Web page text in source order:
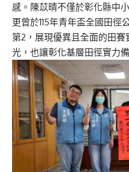
感。陳苡晴不僅於彰化縣中
更曾於115年青年盃全國田徑
第2，展現優異且全面的田
光，也讓彰化基層田徑實力